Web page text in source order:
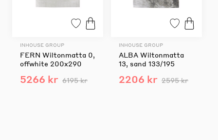
INHOUSE GROUP
FERN Wiltonmatta 0,
offwhite 200x290
5266 kr 6195 kr
INHOUSE GROUP
ALBA Wiltonmatta
13, sand 133/195
2206 kr 2595 kr